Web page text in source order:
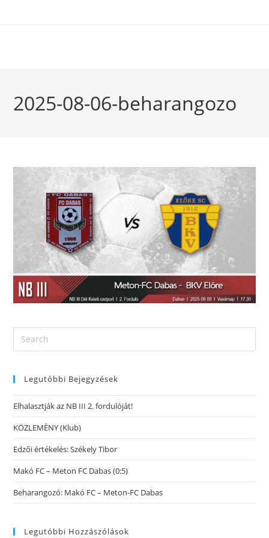
2025-08-06-beharangozo
Legutóbbi Bejegyzések
Elhalasztják az NB III 2. fordulóját!
KÖZLEMÉNY (Klub)
Edzői értékelés: Székely Tibor
Makó FC – Meton FC Dabas (0:5)
Beharangozó: Makó FC – Meton-FC Dabas
Legutóbbi Hozzászólások